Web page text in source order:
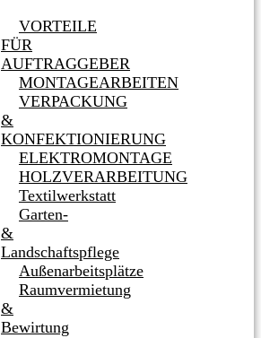
VORTEILE
FÜR
AUFTRAGGEBER
MONTAGEARBEITEN
VERPACKUNG
&
KONFEKTIONIERUNG
ELEKTROMONTAGE
HOLZVERARBEITUNG
Textilwerkstatt
Garten-
&
Landschaftspflege
Außenarbeitsplätze
Raumvermietung
&
Bewirtung